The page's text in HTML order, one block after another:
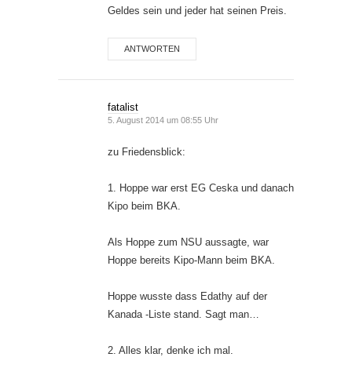
Geldes sein und jeder hat seinen Preis.
ANTWORTEN
fatalist
5. August 2014 um 08:55 Uhr
zu Friedensblick:
1. Hoppe war erst EG Ceska und danach
Kipo beim BKA.
Als Hoppe zum NSU aussagte, war
Hoppe bereits Kipo-Mann beim BKA.
Hoppe wusste dass Edathy auf der
Kanada -Liste stand. Sagt man…
2. Alles klar, denke ich mal.